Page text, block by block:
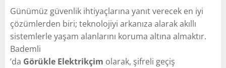
Günümüz güvenlik ihtiyaçlarına yanıt verecek en iyi
çözümlerden biri; teknolojiyi arkanıza alarak akıllı
sistemlerle yaşam alanlarını koruma altına almaktır.
Bademli
’da Görükle Elektrikçim olarak, şifreli geçiş